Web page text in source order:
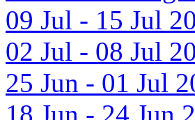
09 Jul - 15 Jul
02 Jul - 08 Jul
25 Jun - 01 Jul
18 Jun - 24 Jun